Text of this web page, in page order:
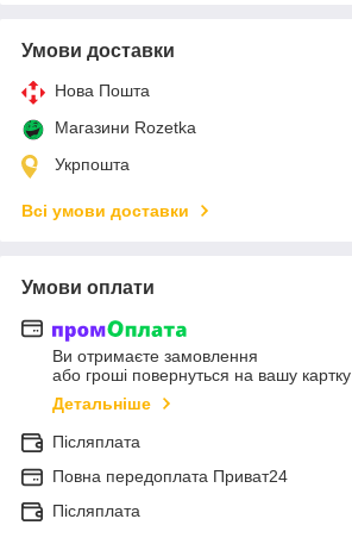
Умови доставки
Нова Пошта
Магазини Rozetka
Укрпошта
Всі умови доставки
Умови оплати
Ви отримаєте замовлення
або гроші повернуться на вашу картку
Детальніше
Післяплата
Повна передоплата Приват24
Післяплата